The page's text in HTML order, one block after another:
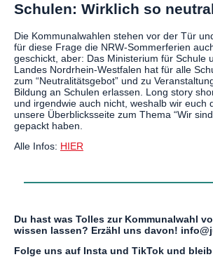
Schulen: Wirklich so
Die Kommunalwahlen stehen vor der Tür
für diese Frage die NRW-Sommerferien
geschickt, aber: Das Ministerium für Schule
Landes Nordrhein-Westfalen hat für alle
zum “Neutralitätsgebot” und zu
Bildung an Schulen erlassen. Long story
und irgendwie auch nicht, weshalb wir euch
unsere Überblicksseite zum Thema “Wir
gepackt haben.
Alle Infos: HIER
Du hast was Tolles zur Kommunalwahl
wissen lassen? Erzähl uns davon!
Folge uns auf Insta und TikTok und